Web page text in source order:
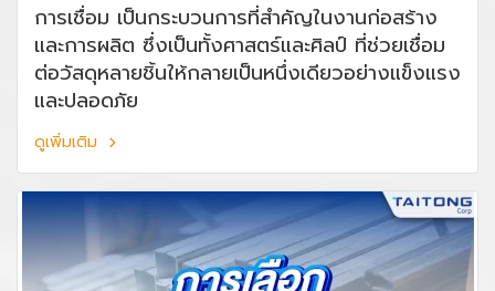
การเชื่อม เป็นกระบวนการที่สำคัญในงานก่อสร้าง
และการผลิต ซึ่งเป็นทั้งศาสตร์และศิลป์ ที่ช่วยเชื่อม
ต่อวัสดุหลายชิ้นให้กลายเป็นหนึ่งเดียวอย่างแข็งแรง
และปลอดภัย
ดูเพิ่มเติม